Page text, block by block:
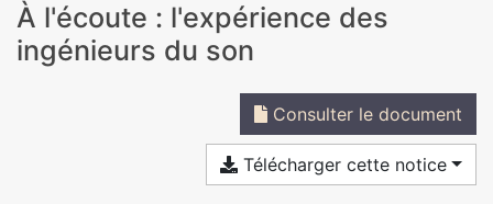
À l'écoute : l'expérience des
ingénieurs du son
Consulter le document
Télécharger cette notice